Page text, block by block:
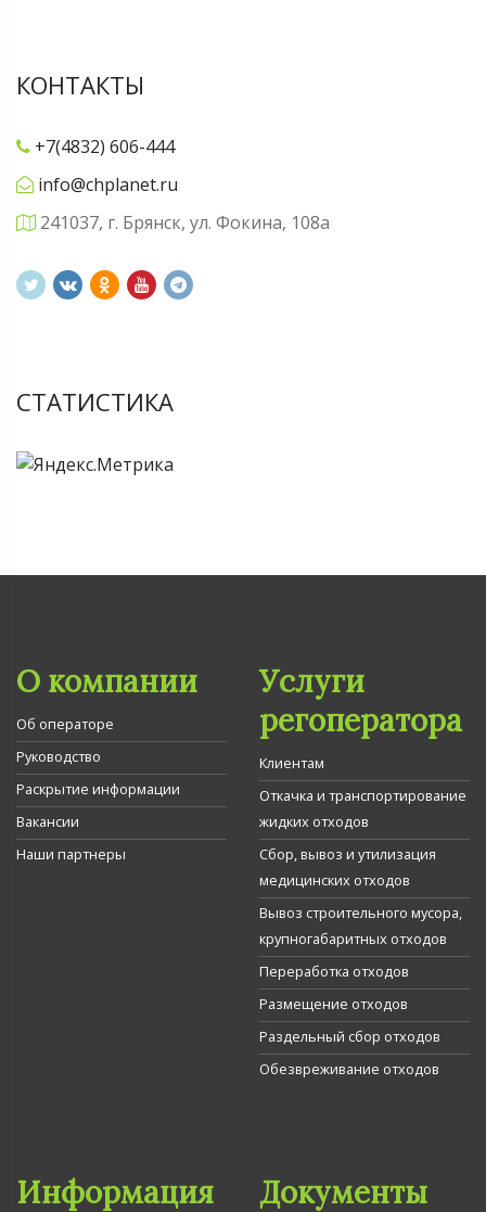
КОНТАКТЫ
+7(4832) 606-444
info@chplanet.ru
241037, г. Брянск, ул. Фокина, 108а
СТАТИСТИКА
О компании
Об операторе
Руководство
Раскрытие информации
Вакансии
Наши партнеры
Услуги
регоператора
Клиентам
Откачка и транспортирование
жидких отходов
Сбор, вывоз и утилизация
медицинских отходов
Вывоз строительного мусора,
крупногабаритных отходов
Переработка отходов
Размещение отходов
Раздельный сбор отходов
Обезвреживание отходов
Информация Документы